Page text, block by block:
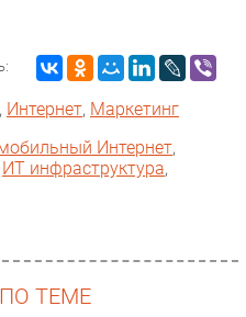
, Интернет, Маркетинг
Интернет,
ИТ инфраструктура,
ТЕМЕ